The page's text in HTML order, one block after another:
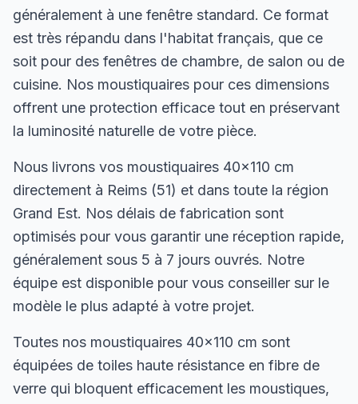
généralement à une fenêtre standard. Ce format
est très répandu dans l'habitat français, que ce
soit pour des fenêtres de chambre, de salon ou de
cuisine. Nos moustiquaires pour ces dimensions
offrent une protection efficace tout en préservant
la luminosité naturelle de votre pièce.
Nous livrons vos moustiquaires 40×110 cm
directement à Reims (51) et dans toute la région
Grand Est. Nos délais de fabrication sont
optimisés pour vous garantir une réception rapide,
généralement sous 5 à 7 jours ouvrés. Notre
équipe est disponible pour vous conseiller sur le
modèle le plus adapté à votre projet.
Toutes nos moustiquaires 40×110 cm sont
équipées de toiles haute résistance en fibre de
verre qui bloquent efficacement les moustiques,